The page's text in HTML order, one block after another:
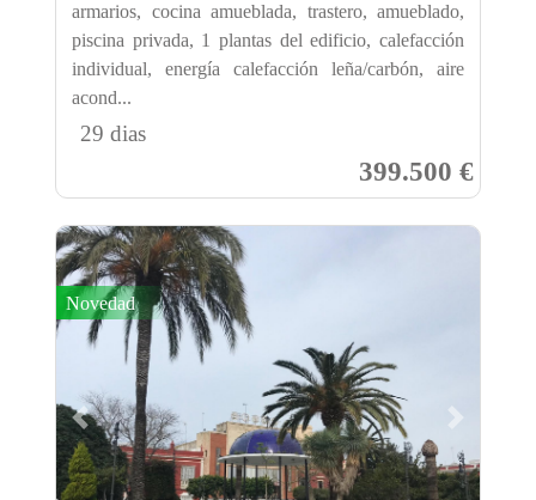
armarios, cocina amueblada, trastero, amueblado,
piscina privada, 1 plantas del edificio, calefacción
individual, energía calefacción leña/carbón, aire
acond...
29 dias
399.500 €
Previous
Novedad